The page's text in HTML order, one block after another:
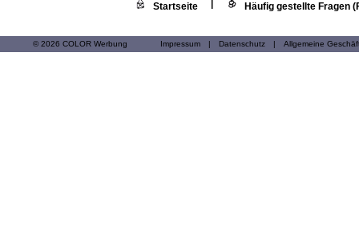
Startseite Häufig gestellte Fragen
© 2026 COLOR Werbung Impressum | Datenschutz | Allgemeine